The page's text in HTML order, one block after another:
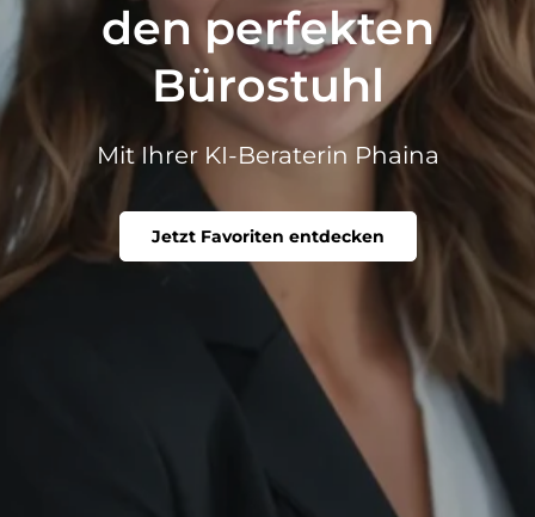
den perfekten
Bürostuhl
Mit Ihrer KI-Beraterin Phaina
Jetzt Favoriten entdecken